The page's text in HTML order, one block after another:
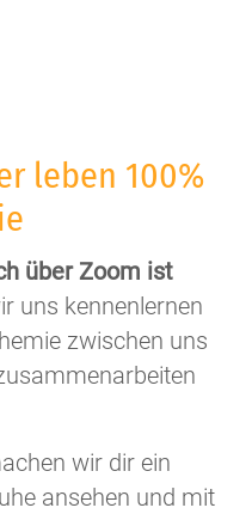
leben 100%
über Zoom ist
uns kennenlernen
zwischen uns
wir dir ein
ansehen und mit